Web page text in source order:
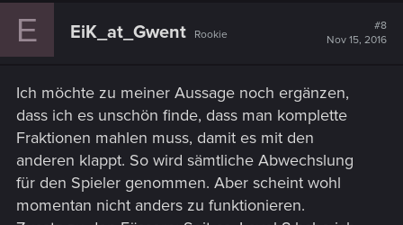
E EiK_at_Gwent Rookie
#8
Nov 15, 2016
Ich möchte zu meiner Aussage noch ergänzen,
dass ich es unschön finde, dass man komplette
Fraktionen mahlen muss, damit es mit den
anderen klappt. So wird sämtliche Abwechslung
für den Spieler genommen. Aber scheint wohl
momentan nicht anders zu funktionieren.